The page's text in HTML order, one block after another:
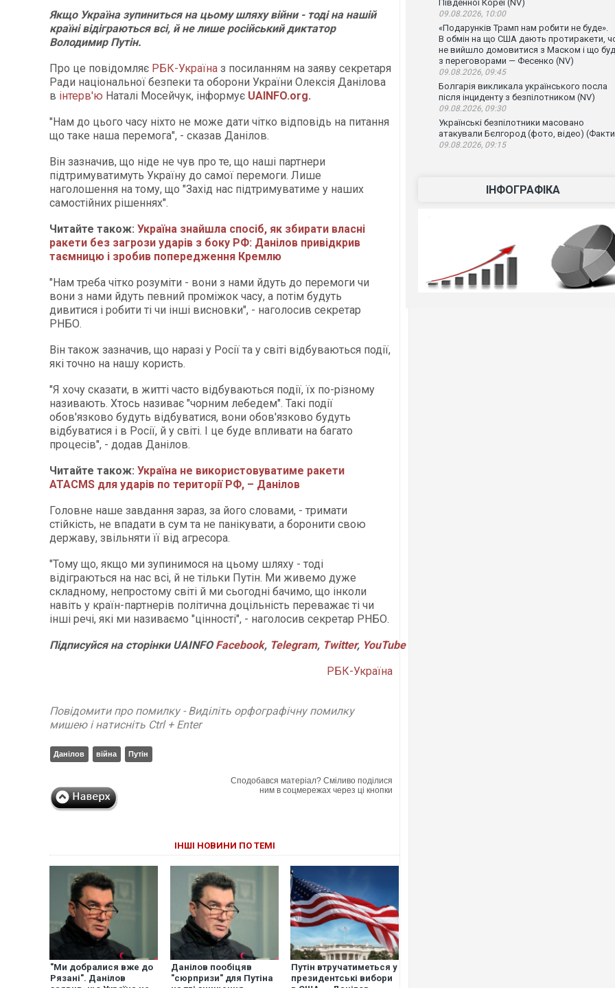
Якщо Україна зупиниться на цьому шляху війни - тоді на нашій
країні відіграються всі, й не лише російський диктатор
Володимир Путін.
Про це повідомляє РБК-Україна з посиланням на заяву секретаря
Ради національної безпеки та оборони України Олексія Данілова
в інтерв'ю Наталі Мосейчук, інформує UAINFO.org.
"Нам до цього часу ніхто не може дати чітко відповідь на питання
що таке наша перемога", - сказав Данілов.
Він зазначив, що ніде не чув про те, що наші партнери
підтримуватимуть Україну до самої перемоги. Лише
наголошення на тому, що "Захід нас підтримуватиме у наших
самостійних рішеннях".
Читайте також: Україна знайшла спосіб, як збирати власні
ракети без загрози ударів з боку РФ: Данілов привідкрив
таємницю і зробив попередження Кремлю
"Нам треба чітко розуміти - вони з нами йдуть до перемоги чи
вони з нами йдуть певний проміжок часу, а потім будуть
дивитися і робити ті чи інші висновки", - наголосив секретар
РНБО.
Він також зазначив, що наразі у Росії та у світі відбуваються події,
які точно на нашу користь.
"Я хочу сказати, в житті часто відбуваються події, їх по-різному
називають. Хтось називає "чорним лебедем". Такі події
обов'язково будуть відбуватися, вони обов'язково будуть
відбуватися і в Росії, й у світі. І це буде впливати на багато
процесів", - додав Данілов.
Читайте також: Україна не використовуватиме ракети
ATACMS для ударів по території РФ, – Данілов
Головне наше завдання зараз, за його словами, - тримати
стійкість, не впадати в сум та не панікувати, а боронити свою
державу, звільняти її від агресора.
"Тому що, якщо ми зупинимося на цьому шляху - тоді
відіграються на нас всі, й не тільки Путін. Ми живемо дуже
складному, непростому світі й ми сьогодні бачимо, що інколи
навіть у країн-партнерів політична доцільність переважає ті чи
інші речі, які ми називаємо "цінності", - наголосив секретар РНБО.
Підписуйся на сторінки UAINFO Facebook, Telegram, Twitter, YouTube
РБК-Україна
Повідомити про помилку - Виділіть орфографічну помилку
мишею і натисніть Ctrl + Enter
Данілов війна Путін
Сподобався матеріал? Сміливо поділися
ним в соцмережах через ці кнопки
ІНШІ НОВИНИ ПО ТЕМІ
"Ми добралися вже до
Рязані". Данілов
Данілов пообіцяв
"сюрпризи" для Путіна
Путін втручатиметься у
президентські вибори
Південної Кореї (NV)
09.08.2026, 10:00
«Подарунків Трамп нам робити не буде».
В обмін на що США дають протиракети,
не вийшло домовитися з Маском і що
з переговорами — Фесенко (NV)
09.08.2026, 09:45
Болгарія викликала українського посла
після інциденту з безпілотником (NV)
09.08.2026, 09:30
Українські безпілотники масовано
атакували Бєлгород (фото, відео)
09.08.2026, 09:15
ІНФОГРАФІКА